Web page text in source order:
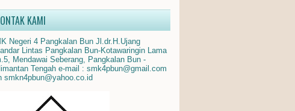
KAMI
Negeri 4 Pangkalan Bun Jl.dr.H.Ujang
Lintas Pangkalan Bun-Kotawaringin Lama
Mendawai Seberang, Pangkalan Bun -
Tengah e-mail : smk4pbun@gmail.com
smkn4pbun@yahoo.co.id